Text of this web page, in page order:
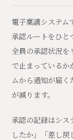
電子稟議システム
承認ルートをひと
全員の承認状況を
で止まっているか
ムから通知が届く
が減ります。
承認の記録はシス
したか」「差し